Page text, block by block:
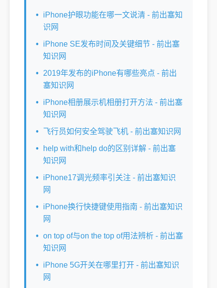
iPhone护眼功能在哪一文说清 - 前出塞知
识网
iPhone SE发布时间及关键细节 - 前出塞
知识网
2019年发布的iPhone有哪些亮点 - 前出
塞知识网
iPhone相册展示机相册打开方法 - 前出塞
知识网
飞行员如何安全驾驶飞机 - 前出塞知识网
help with和help do的区别详解 - 前出塞
知识网
iPhone17调光频率引关注 - 前出塞知识
网
iPhone换行快捷键使用指南 - 前出塞知识
网
on top of与on the top of用法辨析 - 前出塞
知识网
iPhone 5G开关在哪里打开 - 前出塞知识
网